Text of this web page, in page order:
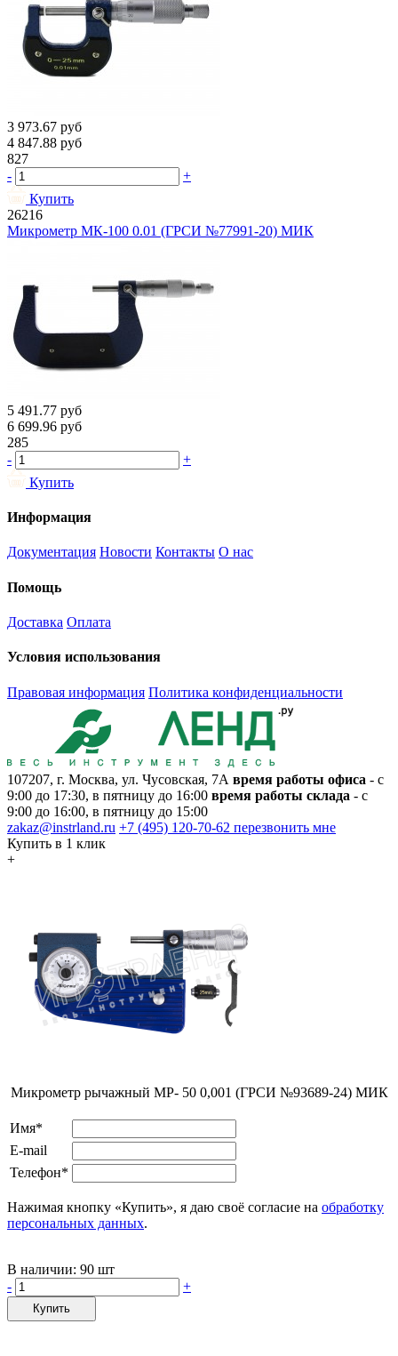
3 973.67 руб
4 847.88 руб
827
-
+
Купить
26216
Микрометр МК-100 0.01 (ГРСИ №77991-20) МИК
5 491.77 руб
6 699.96 руб
285
-
+
Купить
Информация
Документация Новости Контакты О нас
Помощь
Доставка Оплата
Условия использования
Правовая информация Политика конфиденциальности
107207, г. Москва, ул. Чусовская, 7А время работы офиса - с
9:00 до 17:30, в пятницу до 16:00 время работы склада - с
9:00 до 16:00, в пятницу до 15:00
zakaz@instrland.ru +7 (495) 120-70-62 перезвонить мне
Купить в 1 клик
+
Микрометр рычажный МР- 50 0,001 (ГРСИ №93689-24) МИК
Имя*
E-mail
Телефон*
Нажимая кнопку «Купить», я даю своё согласие на обработку
персональных данных.
В наличии: 90 шт
-
+
Купить